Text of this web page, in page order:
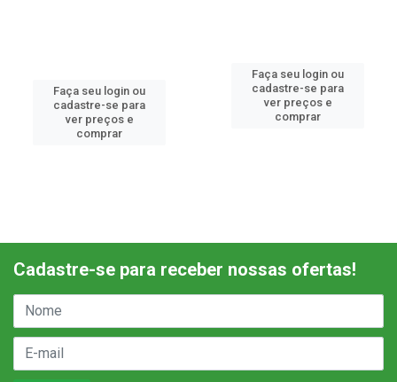
Faça seu login ou
cadastre-se para
ver preços e
comprar
Faça seu login ou
cadastre-se para
ver preços e
comprar
Cadastre-se para receber nossas ofertas!